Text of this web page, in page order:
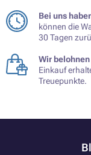
Bei uns
können die
30 Tagen
Wir
Einkauf
Treuepunkte.